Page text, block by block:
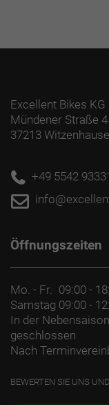
Excellent Bikes KG
Mündener Straße
37213
+49 5542
Öffnungszeiten
Mo. - Fr.
09:00 -
Samstag 09:00 -
In der
geschlossen
Nach
BEWERTEN SIE UNS